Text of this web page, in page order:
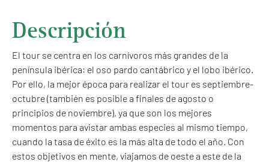
Descripción
El tour se centra en los carnívoros más grandes de la
península ibérica: el oso pardo cantábrico y el lobo ibérico.
Por ello, la mejor época para realizar el tour es septiembre-
octubre (también es posible a finales de agosto o
principios de noviembre), ya que son los mejores
momentos para avistar ambas especies al mismo tiempo,
cuando la tasa de éxito es la más alta de todo el año. Con
estos objetivos en mente, viajamos de oeste a este de la